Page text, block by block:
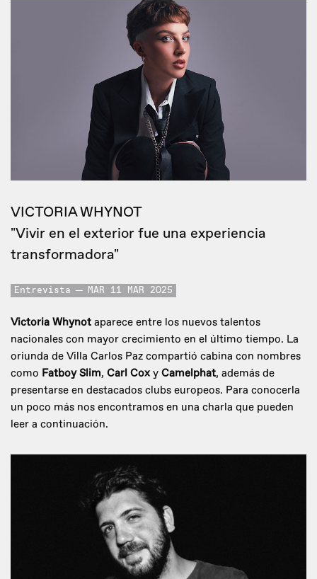
VICTORIA WHYNOT
"Vivir en el exterior fue una experiencia
transformadora"
Entrevista MAR 11 MAR 2025
Victoria Whynot aparece entre los nuevos talentos
nacionales con mayor crecimiento en el último tiempo. La
oriunda de Villa Carlos Paz compartió cabina con nombres
como Fatboy Slim, Carl Cox y Camelphat, además de
presentarse en destacados clubs europeos. Para conocerla
un poco más nos encontramos en una charla que pueden
leer a continuación.